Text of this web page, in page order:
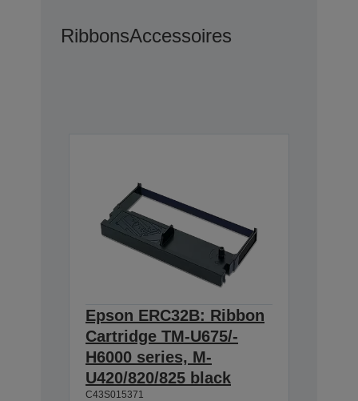
RibbonsAccessoires
Epson ERC32B: Ribbon
Cartridge TM-U675/-
H6000 series, M-
U420/820/825 black
C43S015371